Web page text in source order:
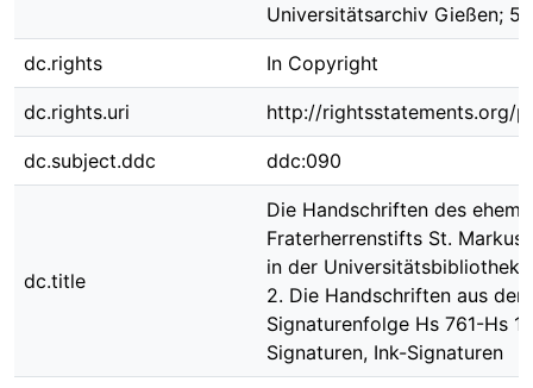
Universitätsarchiv Gießen;
dc.rights In Copyright
dc.rights.uri http://rightsstatements.org/
dc.subject.ddc ddc:090
dc.title
Die Handschriften des
Fraterherrenstifts St. Markus
in der Universitätsbibliothek
2. Die Handschriften aus der
Signaturenfolge Hs 761-Hs
Signaturen, Ink-Signaturen